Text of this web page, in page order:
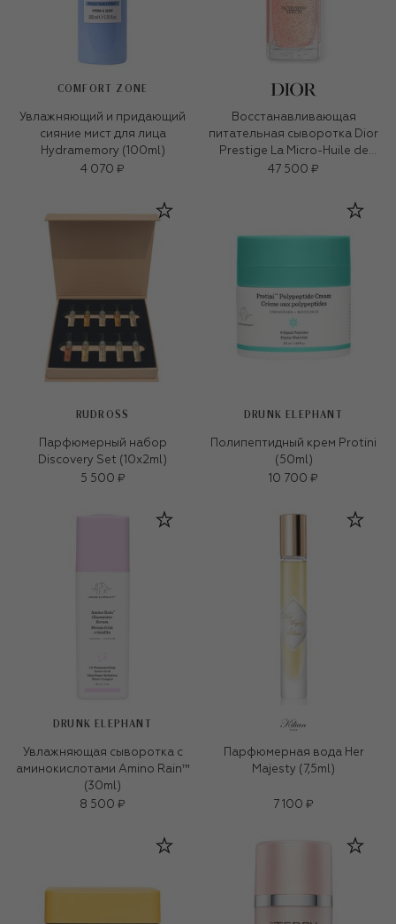
COMFORT ZONE
Увлажняющий и придающий
сияние мист для лица
Hydramemory (100ml)
4 070 ₽
Восстанавливающая
питательная сыворотка Dior
Prestige La Micro-Huile de
Rose (50ml)
47 500 ₽
RUDROSS
Парфюмерный набор
Discovery Set (10x2ml)
5 500 ₽
DRUNK ELEPHANT
Полипептидный крем Protini
(50ml)
10 700 ₽
DRUNK ELEPHANT
Увлажняющая сыворотка с
аминокислотами Amino Rain™
(30ml)
8 500 ₽
Парфюмерная вода Her
Majesty (7,5ml)
7 100 ₽